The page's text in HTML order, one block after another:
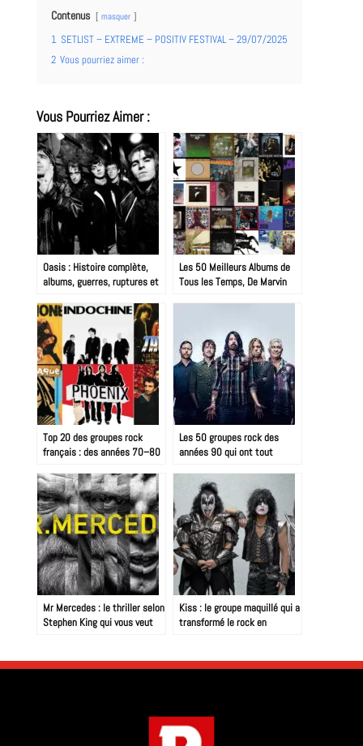
Contenus masquer
1 SETLIST – EXTREME – POSITIV FESTIVAL – 29/07/2025
2 Vous pourriez aimer :
Vous Pourriez Aimer :
Oasis : Histoire complète,
albums, guerres, ruptures et
Les 50 Meilleurs Albums de
Tous les Temps, De Marvin
Top 20 des groupes rock
français : des années 70–80
explosive du rock hexagonal
Les 50 groupes rock des
années 90 qui ont tout
Mr Mercedes : le thriller selon
Stephen King qui vous veut
Kiss : le groupe maquillé qui a
transformé le rock en